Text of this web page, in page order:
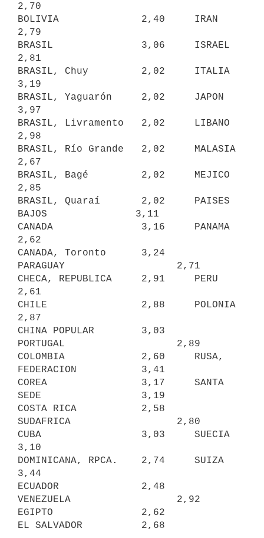
2,70
BOLIVIA              2,40     IRAN
2,79
BRASIL               3,06     ISRAEL
2,81
BRASIL, Chuy         2,02     ITALIA
3,19
BRASIL, Yaguarón     2,02     JAPON
3,97
BRASIL, Livramento   2,02     LIBANO
2,98
BRASIL, Río Grande   2,02     MALASIA
2,67
BRASIL, Bagé         2,02     MEJICO
2,85
BRASIL, Quaraí       2,02     PAISES
BAJOS               3,11
CANADA               3,16     PANAMA
2,62
CANADA, Toronto      3,24
PARAGUAY                   2,71
CHECA, REPUBLICA     2,91     PERU
2,61
CHILE                2,88     POLONIA
2,87
CHINA POPULAR        3,03
PORTUGAL                   2,89
COLOMBIA             2,60     RUSA,
FEDERACION           3,41
COREA                3,17     SANTA
SEDE                 3,19
COSTA RICA           2,58
SUDAFRICA                  2,80
CUBA                 3,03     SUECIA
3,10
DOMINICANA, RPCA.    2,74     SUIZA
3,44
ECUADOR              2,48
VENEZUELA                  2,92
EGIPTO               2,62